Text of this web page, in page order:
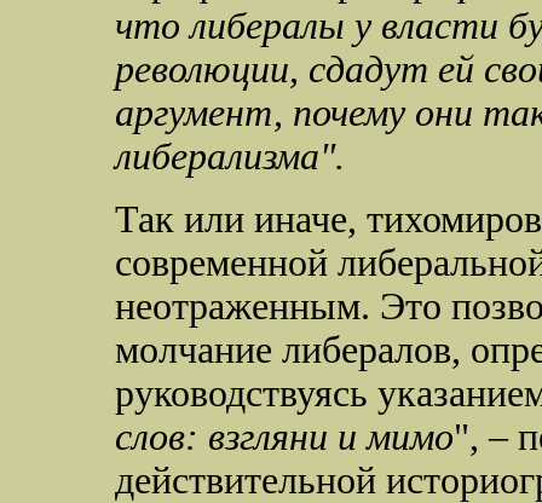
что либералы у власти
революции, сдадут ей
аргумент, почему они
либерализма".
Так или иначе,
современной
неотраженным. Это
молчание либералов,
руководствуясь
слов: взгляни и мимо", –
действительной